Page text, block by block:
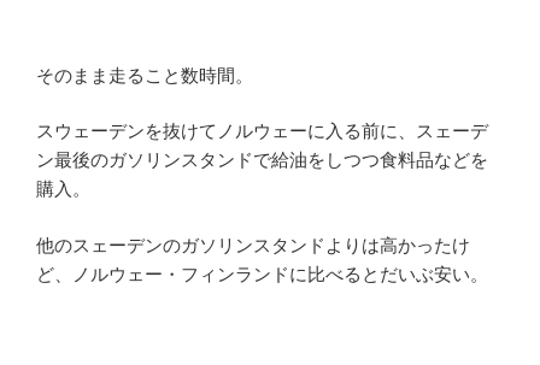
そのまま走ること数時間。
スウェーデンを抜けてノルウェーに入る前に、スェーデ
ン最後のガソリンスタンドで給油をしつつ食料品などを
購入。
他のスェーデンのガソリンスタンドよりは高かったけ
ど、ノルウェー・フィンランドに比べるとだいぶ安い。